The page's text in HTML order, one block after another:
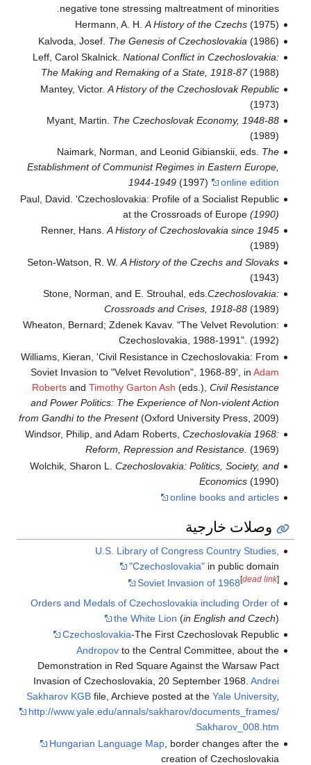
negative tone stressing maltreatment of minorities.
Hermann, A. H.A History of the Czechs(1975)
Kalvoda, Josef. The Genesis of Czechoslovakia (1986)
Leff, Carol Skalnick. National Conflict in Czechoslovakia:
The Making and Remaking of a State, 1918-87(1988)
Mantey, Victor. A History of the Czechoslovak Republic
(1973)
Myant, Martin. The Czechoslovak Economy, 1948-88
(1989)
Naimark, Norman, and Leonid Gibianskii, eds. The
Establishment of Communist Regimes in Eastern Europe,
1944-1949(1997)
online edition
Paul, David. 'Czechoslovakia: Profile of a Socialist Republic
at the Crossroads of Europe(1990)
Renner, Hans. A History of Czechoslovakia since 1945
(1989)
Seton-Watson, R. W. A History of the Czechs and Slovaks
(1943)
Stone, Norman, and E. Strouhal, eds. Czechoslovakia:
Crossroads and Crises, 1918-88(1989)
Wheaton, Bernard; Zdenek Kavav. "The Velvet Revolution:
Czechoslovakia, 1988-1991". (1992)
Williams, Kieran, 'Civil Resistance in Czechoslovakia: From
Soviet Invasion to "Velvet Revolution", 1968-89', in Adam
Robertsand Timothy Garton Ash (eds.), Civil Resistance
and Power Politics: The Experience of Non-violent Action
from Gandhi to the Present(Oxford University Press, 2009)
Windsor, Philip, and Adam Roberts, Czechoslovakia 1968:
Reform, Repression and Resistance. (1969)
Wolchik, Sharon L. Czechoslovakia: Politics, Society, and
Economics(1990)
online books and articles
وصلات خارجية
U.S. Library of Congress Country Studies,
"Czechoslovakia"in public domain
Soviet Invasion of 1968[dead link]
Orders and Medals of Czechoslovakia including Order of
the White Lion (in English and Czech)
Czechoslovakia-The First Czechoslovak Republic
Andropovto the Central Committee, about the
Demonstration in Red Square Against the Warsaw Pact
Invasion of Czechoslovakia, 20 September 1968. Andrei
Sakharov KGBfile, Archieve posted at the Yale University,
http://www.yale.edu/annals/sakharov/documents_frames/
Sakharov_008.htm
Hungarian Language Map, border changes after the
creation of Czechoslovakia